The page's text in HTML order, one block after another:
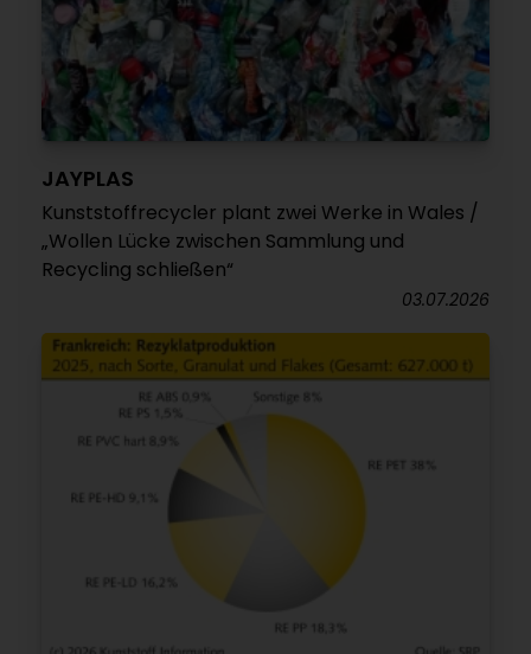
JAYPLAS
Kunststoffrecycler plant zwei Werke in Wales /
„Wollen Lücke zwischen Sammlung und
Recycling schließen“
03.07.2026